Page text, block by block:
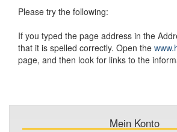
Please try the following:
If you typed the page address in the
that it is spelled correctly. Open the
page, and then look for links to the
Mein Konto